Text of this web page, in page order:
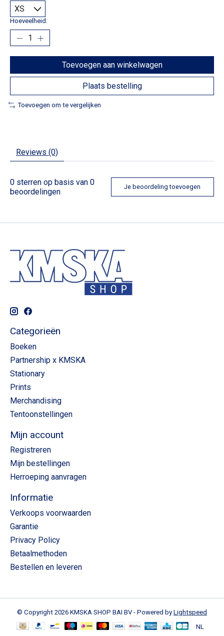
Hoeveelheid:
Toevoegen aan winkelwagen
Plaats bestelling
Toevoegen om te vergelijken
Reviews (0)
0 sterren op basis van 0
beoordelingen
Je beoordeling toevoegen
Categorieën
Boeken
Partnership x KMSKA
Stationary
Prints
Merchandising
Tentoonstellingen
Mijn account
Registreren
Mijn bestellingen
Herroeping aanvragen
Informatie
Verkoops voorwaarden
Garantie
Privacy Policy
Betaalmethoden
Bestellen en leveren
© Copyright 2026 KMSKA SHOP BAI BV - Powered by Lightspeed
NL